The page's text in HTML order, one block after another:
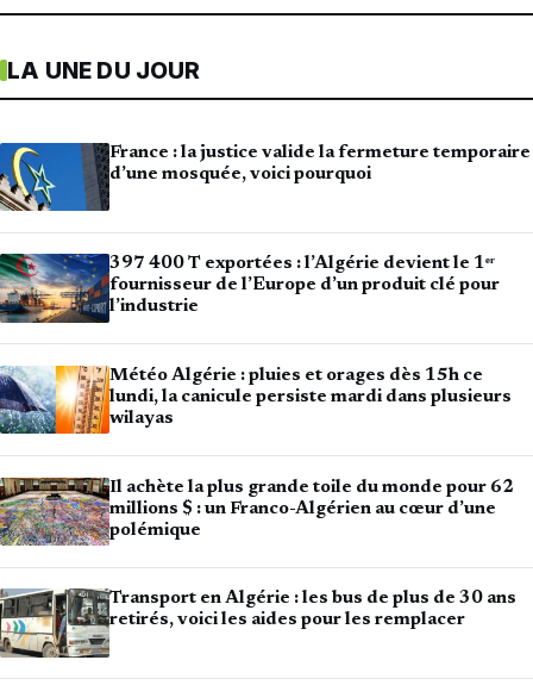
LA UNE DU JOUR
France : la justice valide la fermeture temporaire
d’une mosquée, voici pourquoi
397 400 T exportées : l’Algérie devient le 1ᵉʳ
fournisseur de l’Europe d’un produit clé pour
l’industrie
Météo Algérie : pluies et orages dès 15h ce
lundi, la canicule persiste mardi dans plusieurs
wilayas
Il achète la plus grande toile du monde pour 62
millions $ : un Franco-Algérien au cœur d’une
polémique
Transport en Algérie : les bus de plus de 30 ans
retirés, voici les aides pour les remplacer